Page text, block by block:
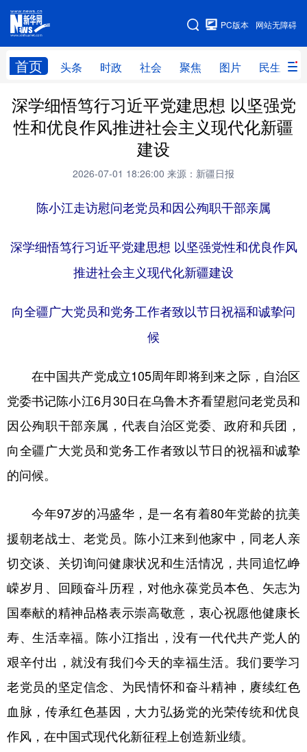
网站无障碍
PC版本
首页 头条 时政 社会 聚焦 图片 民生
网站地图
头条 时政 社会 聚焦
图片 民生 访谈 经济
人事频道 融媒体联播 廉政频道 新华视角看新疆
广东 广西 海南 重庆
四川 贵州 云南 西藏
陕西
黑龙江
多语种频道
English Español Français عربى
Русский язык 日本語 한국어
Deutsch Português
深学细悟笃行习近平党建思想 以坚强党
性和优良作风推进社会主义现代化新疆
建设
2026-07-01 18:26:00 来源：新疆日报
陈小江走访慰问老党员和因公殉职干部亲属
深学细悟笃行习近平党建思想 以坚强党性和优良作风
推进社会主义现代化新疆建设
向全疆广大党员和党务工作者致以节日祝福和诚挚问
候
在中国共产党成立105周年即将到来之际，自治区
党委书记陈小江6月30日在乌鲁木齐看望慰问老党员和
因公殉职干部亲属，代表自治区党委、政府和兵团，
向全疆广大党员和党务工作者致以节日的祝福和诚挚
的问候。
今年97岁的冯盛华，是一名有着80年党龄的抗美
援朝老战士、老党员。陈小江来到他家中，同老人亲
切交谈、关切询问健康状况和生活情况，共同追忆峥
嵘岁月、回顾奋斗历程，对他永葆党员本色、矢志为
国奉献的精神品格表示崇高敬意，衷心祝愿他健康长
寿、生活幸福。陈小江指出，没有一代代共产党人的
艰辛付出，就没有我们今天的幸福生活。我们要学习
老党员的坚定信念、为民情怀和奋斗精神，赓续红色
血脉，传承红色基因，大力弘扬党的光荣传统和优良
作风，在中国式现代化新征程上创造新业绩。